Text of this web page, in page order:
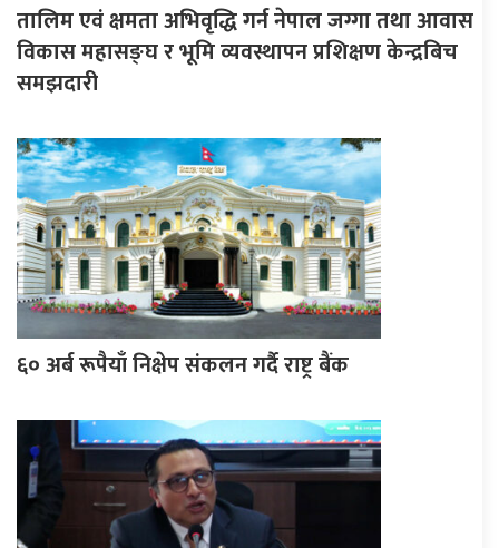
तालिम एवं क्षमता अभिवृद्धि गर्न नेपाल जग्गा तथा आवास
विकास महासङ्घ र भूमि व्यवस्थापन प्रशिक्षण केन्द्रबिच
समझदारी
६० अर्ब रूपैयाँ निक्षेप संकलन गर्दै राष्ट्र बैंक